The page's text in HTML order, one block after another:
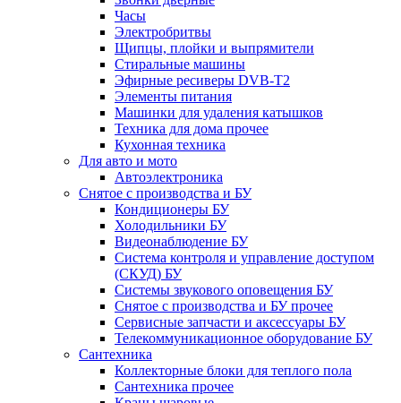
Часы
Электробритвы
Щипцы, плойки и выпрямители
Стиральные машины
Эфирные ресиверы DVB-T2
Элементы питания
Машинки для удаления катышков
Техника для дома прочее
Кухонная техника
Для авто и мото
Автоэлектроника
Снятое с производства и БУ
Кондиционеры БУ
Холодильники БУ
Видеонаблюдение БУ
Система контроля и управление доступом
(СКУД) БУ
Системы звукового оповещения БУ
Снятое с производства и БУ прочее
Сервисные запчасти и аксессуары БУ
Телекоммуникационное оборудование БУ
Сантехника
Коллекторные блоки для теплого пола
Сантехника прочее